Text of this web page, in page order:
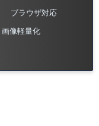
ブラウザ対応
画像軽量化